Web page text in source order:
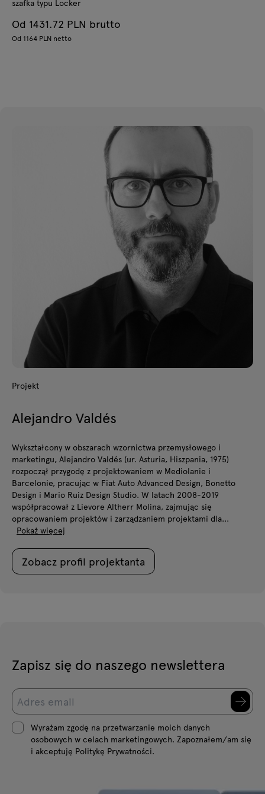
szafka typu Locker
Od 1431.72 PLN brutto
Od 1164 PLN netto
Projekt
Alejandro Valdés
Wykształcony w obszarach wzornictwa przemysłowego i
marketingu, Alejandro Valdés (ur. Asturia, Hiszpania, 1975)
rozpoczął przygodę z projektowaniem w Mediolanie i
Barcelonie, pracując w Fiat Auto Advanced Design, Bonetto
Design i Mario Ruiz Design Studio. W latach 2008-2019
współpracował z Lievore Altherr Molina, zajmując się
opracowaniem projektów i zarządzaniem projektami dla...
Pokaż więcej
Zobacz profil projektanta
Zapisz się do naszego newslettera
Wyrażam zgodę na przetwarzanie moich danych
osobowych w celach marketingowych. Zapoznałem/am się
i akceptuję Politykę Prywatności.